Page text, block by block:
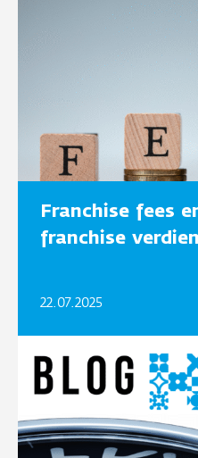
Franchise fees
franchise
22.07.2025